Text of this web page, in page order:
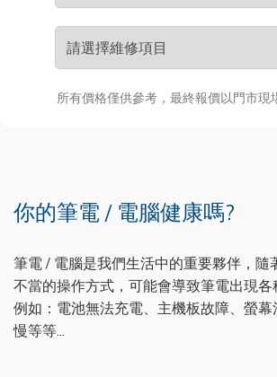
所有價格僅供參考，最終報價以門市現
你的筆電 / 電腦健康嗎?
筆電 / 電腦是我們生活中的重要夥伴，隨
不當的操作方式，可能會導致筆電出現各
例如：電池無法充電、主機板故障、螢
慢等等...